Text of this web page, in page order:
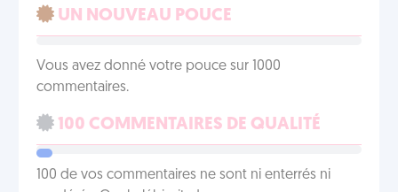
UN NOUVEAU POUCE
Vous avez donné votre pouce sur 1000
commentaires.
100 COMMENTAIRES DE QUALITÉ
100 de vos commentaires ne sont ni enterrés ni